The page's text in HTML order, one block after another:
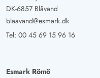
DK-6857 Blåvand
blaavand@esmark.dk
Tel: 00 45 69 15 96 16
Esmark Römö